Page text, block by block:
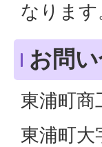
なります
お問
東浦町商
東浦町大